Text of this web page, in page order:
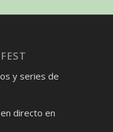
y series de
directo en